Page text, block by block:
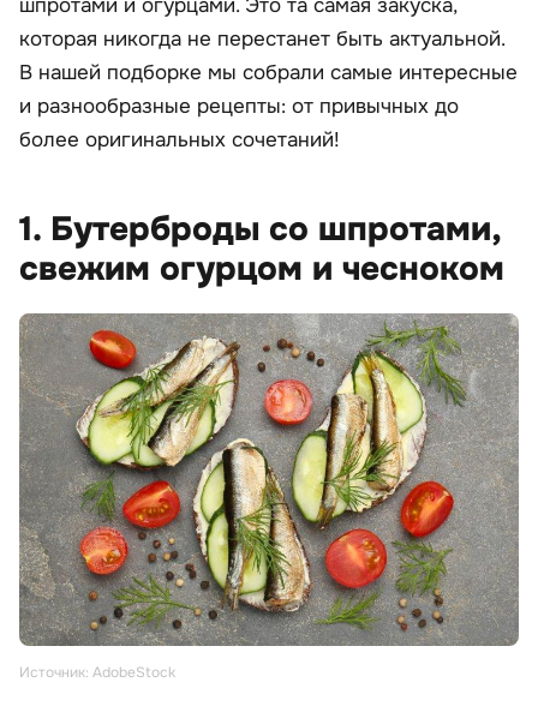
шпротами и огурцами. Это та самая закуска,
которая никогда не перестанет быть актуальной.
В нашей подборке мы собрали самые интересные
и разнообразные рецепты: от привычных до
более оригинальных сочетаний!
1. Бутерброды со шпротами,
свежим огурцом и чесноком
Источник: AdobeStock